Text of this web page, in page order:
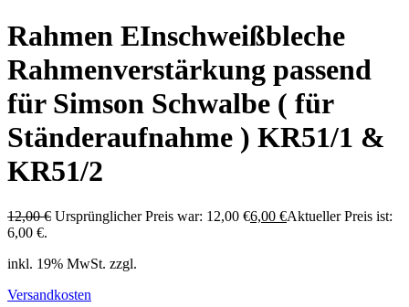
Rahmen EInschweißbleche
Rahmenverstärkung passend
für Simson Schwalbe ( für
Ständeraufnahme ) KR51/1 &
KR51/2
12,00€ Ursprünglicher Preis war: 12,00 €6,00 €Aktueller Preis ist:
6,00 €.
inkl. 19% MwSt. zzgl.
Versandkosten